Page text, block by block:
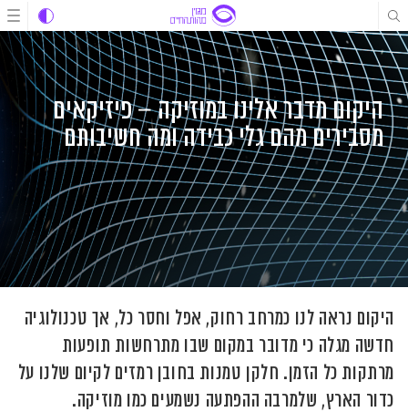
דלג
לתוכן
דלג
לתוכן
דלג
לניווט
היקום מדבר אלינו במוזיקה – פיזיקאים
מסבירים מהם גלי כבידה ומה חשיבותם
היקום נראה לנו כמרחב רחוק, אפל וחסר כל, אך טכנולוגיה
חדשה מגלה כי מדובר במקום שבו מתרחשות תופעות
מרתקות כל הזמן. חלקן טמנות בחובן רמזים לקיום שלנו על
כדור הארץ, שלמרבה ההפתעה נשמעים כמו מוזיקה.